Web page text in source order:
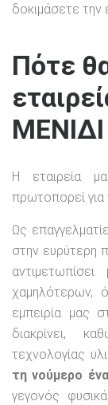
δοκιμάσετε την
Πότε
Η εταιρεία
πρωτοπορεί
Ως
στην ευρύτερη
χαμηλότερων,
εμπειρία μας
διακρίνει,
τεχνολογίας
τη νούμερο
γεγονός